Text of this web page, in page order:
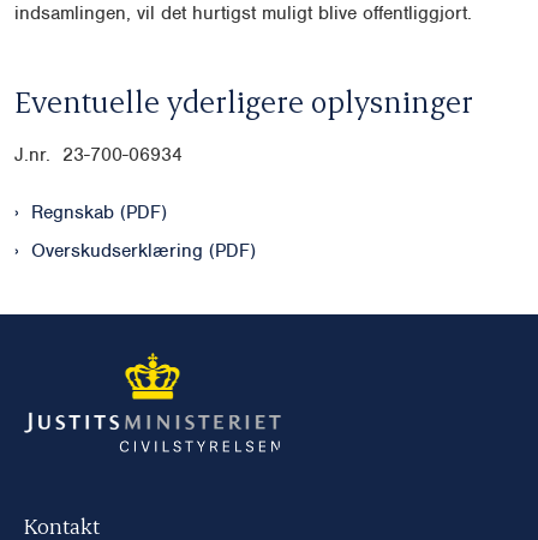
indsamlingen, vil det hurtigst muligt blive offentliggjort.
Eventuelle yderligere oplysninger
J.nr. 23-700-06934
Regnskab (PDF)
Overskudserklæring (PDF)
Kontakt